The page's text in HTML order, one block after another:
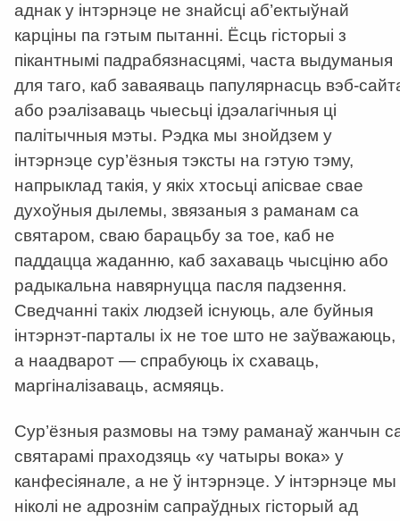
аднак у інтэрнэце не знайсці аб’ектыўнай
карціны па гэтым пытанні. Ёсць гісторыі з
пікантнымі падрабязнасцямі, часта выдуманыя
для таго, каб заваяваць папулярнасць вэб-
або рэалізаваць чыесьці ідэалагічныя ці
палітычныя мэты. Рэдка мы знойдзем у
інтэрнэце сур’ёзныя тэксты на гэтую тэму,
напрыклад такія, у якіх хтосьці апісвае свае
духоўныя дылемы, звязаныя з раманам са
святаром, сваю барацьбу за тое, каб не
паддацца жаданню, каб захаваць чысціню або
радыкальна навярнуцца пасля падзення.
Сведчанні такіх людзей існуюць, але буйныя
інтэрнэт-парталы іх не тое што не заўважаюць,
а наадварот — спрабуюць іх схаваць,
маргіналізаваць, асмяяць.
Сур’ёзныя размовы на тэму раманаў жанчын
святарамі праходзяць «у чатыры вока» у
канфесіянале, а не ў інтэрнэце. У інтэрнэце мы
ніколі не адрознім сапраўдных гісторый ад